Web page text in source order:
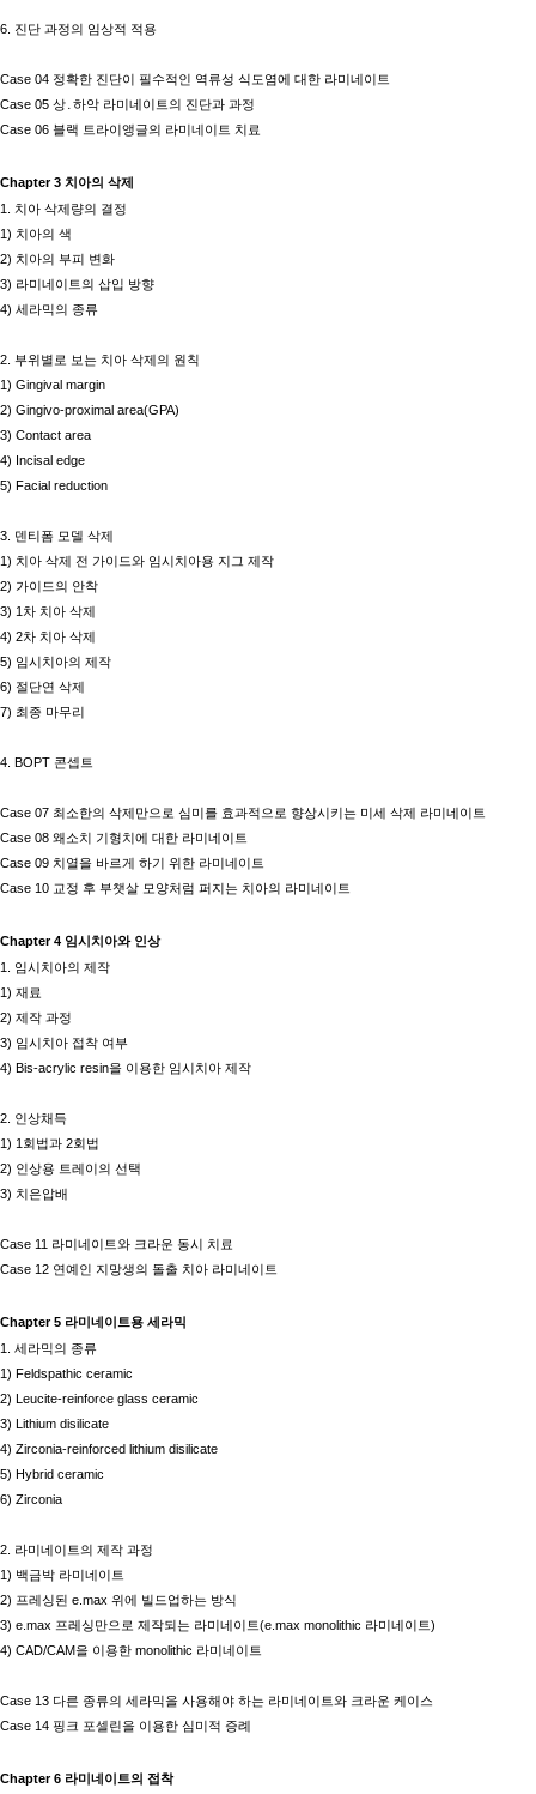
6. 진단 과정의 임상적 적용
Case 04 정확한 진단이 필수적인 역류성 식도염에 대한 라미네이트
Case 05 상 하악 라미네이트의 진단과 과정
Case 06 블랙 트라이앵글의 라미네이트 치료
Chapter 3 치아의 삭제
1.
치아 삭제량의 결정
1) 치아의 색
2) 치아의 부피 변화
3) 라미네이트의 삽입 방향
4) 세라믹의 종류
2. 부위별로 보는 치아 삭제의 원칙
1) Gingival margin
2) Gingivo-proximal area(GPA)
3) Contact area
4) Incisal edge
5) Facial reduction
3. 덴티폼 모델 삭제
1) 치아 삭제 전 가이드와 임시치아용 지그 제작
2) 가이드의 안착
3) 1 차 치아 삭제
4) 2차 치아 삭제
5) 임시치아의 제작
6) 절단연 삭제
7) 최종 마무리
4. BOPT 콘셉트
Case 07 최소한의 삭제만으로 심미를 효과적으로 향상시키는 미세 삭제 라미네이트
Case 08 왜소치 기형치에 대한 라미네이트
Case 09 치열을 바르게 하기 위한 라미네이트
Case 10 교정 후 부챗살 모양처럼 퍼지는 치아의 라미네이트
Chapter 4 임시치아와 인상
1.
임시치아의 제작
1) 재료
2) 제작 과정
3) 임시치아 접착 여부
4) Bis-acrylic resin을 이용한 임시치아 제작
2. 인상채득
1) 1 회법과 2회법
2) 인상용 트레이의 선택
3) 치은압배
Case 11 라미네이트와 크라운 동시 치료
Case 12 연예인 지망생의 돌출 치아 라미네이트
Chapter 5 라미네이트용 세라믹
1.
세라믹의 종류
1) Feldspathic ceramic
2) Leucite-reinforce glass ceramic
3) Lithium disilicate
4) Zirconia-reinforced lithium disilicate
5) Hybrid ceramic
6) Zirconia
2. 라미네이트의 제작 과정
1) 백금박 라미네이트
2) 프레싱된 e.max 위에 빌드업하는 방식
3) e.max 프레싱만으로 제작되는 라미네이트(e.max monolithic 라미네이트)
4) CAD/CAM을 이용한 monolithic 라미네이트
Case 13 다른 종류의 세라믹을 사용해야 하는 라미네이트와 크라운 케이스
Case 14 핑크 포셀린을 이용한 심미적 증례
Chapter 6 라미네이트의 접착